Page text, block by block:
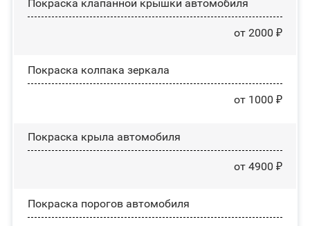
Покраска клапанной крышки автомобиля
от 2000 ₽
Покраска колпака зеркала
от 1000 ₽
Покраска крыла автомобиля
от 4900 ₽
Покраска порогов автомобиля